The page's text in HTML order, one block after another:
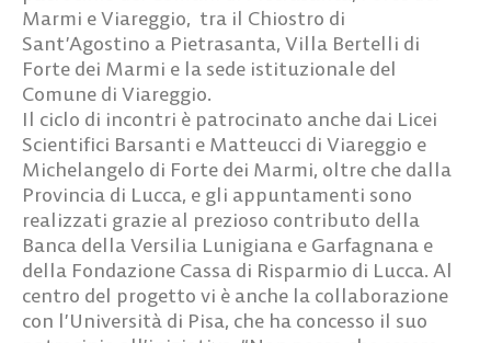
Marmi e Viareggio, tra il Chiostro di
Sant’Agostino a Pietrasanta, Villa Bertelli di
Forte dei Marmi e la sede istituzionale del
Comune di Viareggio.
Il ciclo di incontri è patrocinato anche dai Licei
Scientifici Barsanti e Matteucci di Viareggio e
Michelangelo di Forte dei Marmi, oltre che dalla
Provincia di Lucca, e gli appuntamenti sono
realizzati grazie al prezioso contributo della
Banca della Versilia Lunigiana e Garfagnana e
della Fondazione Cassa di Risparmio di Lucca. Al
centro del progetto vi è anche la collaborazione
con l’Università di Pisa, che ha concesso il suo